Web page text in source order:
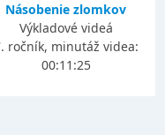
Násobenie zlomkov
Výkladové videá
ročník, minutáž videa:
00:11:25